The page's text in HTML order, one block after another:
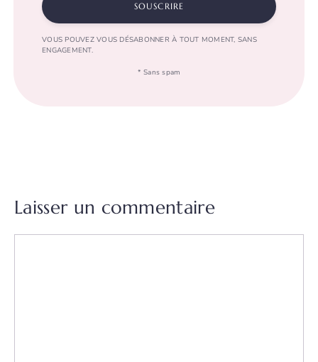
SOUSCRIRE
VOUS POUVEZ VOUS DÉSABONNER À TOUT MOMENT, SANS
ENGAGEMENT.
* Sans spam
Laisser un commentaire